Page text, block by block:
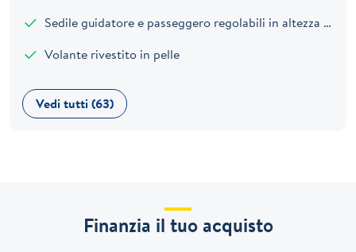
Sedile guidatore e passeggero regolabili in altezza e con supporto lombare elettrico
Volante rivestito in pelle
Vedi tutti (63)
Finanzia il tuo acquisto